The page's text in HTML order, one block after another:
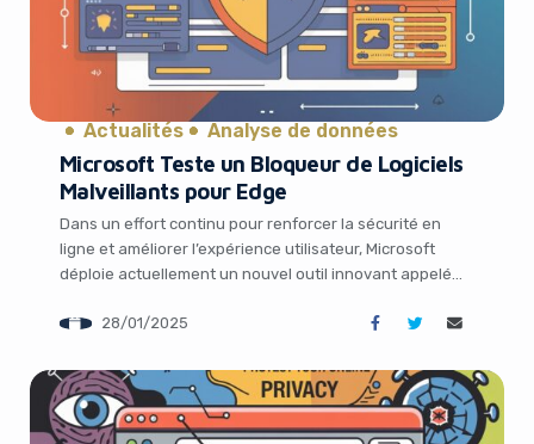
Actualités Analyse de données
Microsoft Teste un Bloqueur de Logiciels
Malveillants pour Edge
Dans un effort continu pour renforcer la sécurité en
ligne et améliorer l’expérience utilisateur, Microsoft
déploie actuellement un nouvel outil innovant appelé
Cet outil prometteur tire parti de l’apprentissage
identifier et bloquer un type d’arnaque en ligne très
répandu […]
28/01/2025